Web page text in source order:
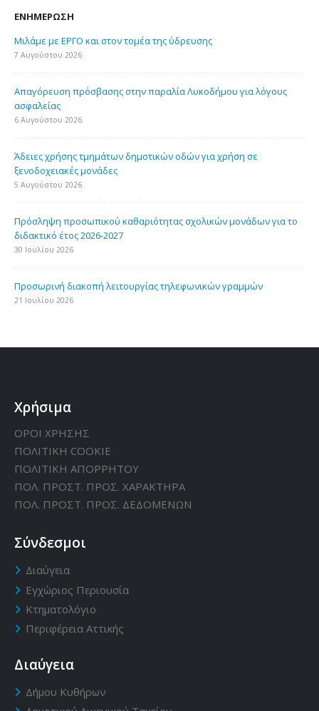
ΕΝΗΜΈΡΩΣΗ
Μιλάμε με ΕΡΓΟ και στον τομέα της ύδρευσης
7 Αυγούστου 2026
Απαγόρευση πρόσβασης στην παραλία Λυκοδήμου για λόγους
ασφαλείας
6 Αυγούστου 2026
Άδειες χρήσης τμημάτων δημοτικών οδών για χρήση σε
ξενοδοχειακές μονάδες
5 Αυγούστου 2026
Πρόσληψη προσωπικού καθαριότητας σχολικών μονάδων για το
διδακτικό έτος 2026-2027
30 Ιουλίου 2026
Προσωρινή διακοπή λειτουργίας τηλεφωνικών γραμμών
21 Ιουλίου 2026
Χρήσιμα
ΟΡΟΙ ΧΡΗΣΗΣ
ΠΟΛΙΤΙΚΗ CΟΟΚΙΕ
ΠΟΛΙΤΙΚΗ ΑΠΟΡΡΗΤΟΥ
ΠΟΛ. ΠΡΟΣΤ. ΠΡΟΣ. ΧΑΡΑΚΤΗΡΑ
ΠΟΛ. ΠΡΟΣΤ. ΠΡΟΣ. ΔΕΔΟΜΕΝΩΝ
Σύνδεσμοι
Διαύγεια
Εγχώριος Περιουσία
Κτηματολόγιο
Περιφέρεια Αττικής
Διαύγεια
Δήμου Κυθήρων